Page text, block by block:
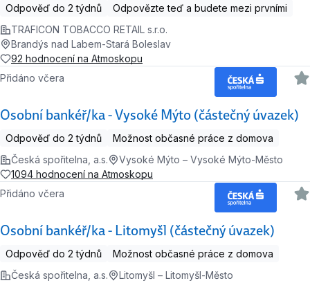
Odpověď do 2 týdnů
Odpovězte teď a budete mezi prvními
TRAFICON TOBACCO RETAIL s.r.o.
Brandýs nad Labem-Stará Boleslav
92 hodnocení na Atmoskopu
Osobní bankéř/ka - Vysoké Mýto (částečný úvazek)
Přidáno včera
Odpověď do 2 týdnů
Možnost občasné práce z domova
Česká spořitelna, a.s.
Vysoké Mýto – Vysoké Mýto-Město
1094 hodnocení na Atmoskopu
Osobní bankéř/ka - Litomyšl (částečný úvazek)
Přidáno včera
Odpověď do 2 týdnů
Možnost občasné práce z domova
Česká spořitelna, a.s.
Litomyšl – Litomyšl-Město